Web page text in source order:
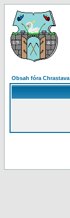
Obsah fóra Chrastava